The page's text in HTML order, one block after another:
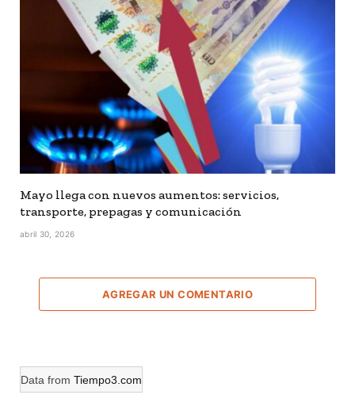
Mayo llega con nuevos aumentos: servicios,
transporte, prepagas y comunicación
abril 30, 2026
AGREGAR UN COMENTARIO
Data from Tiempo3.com